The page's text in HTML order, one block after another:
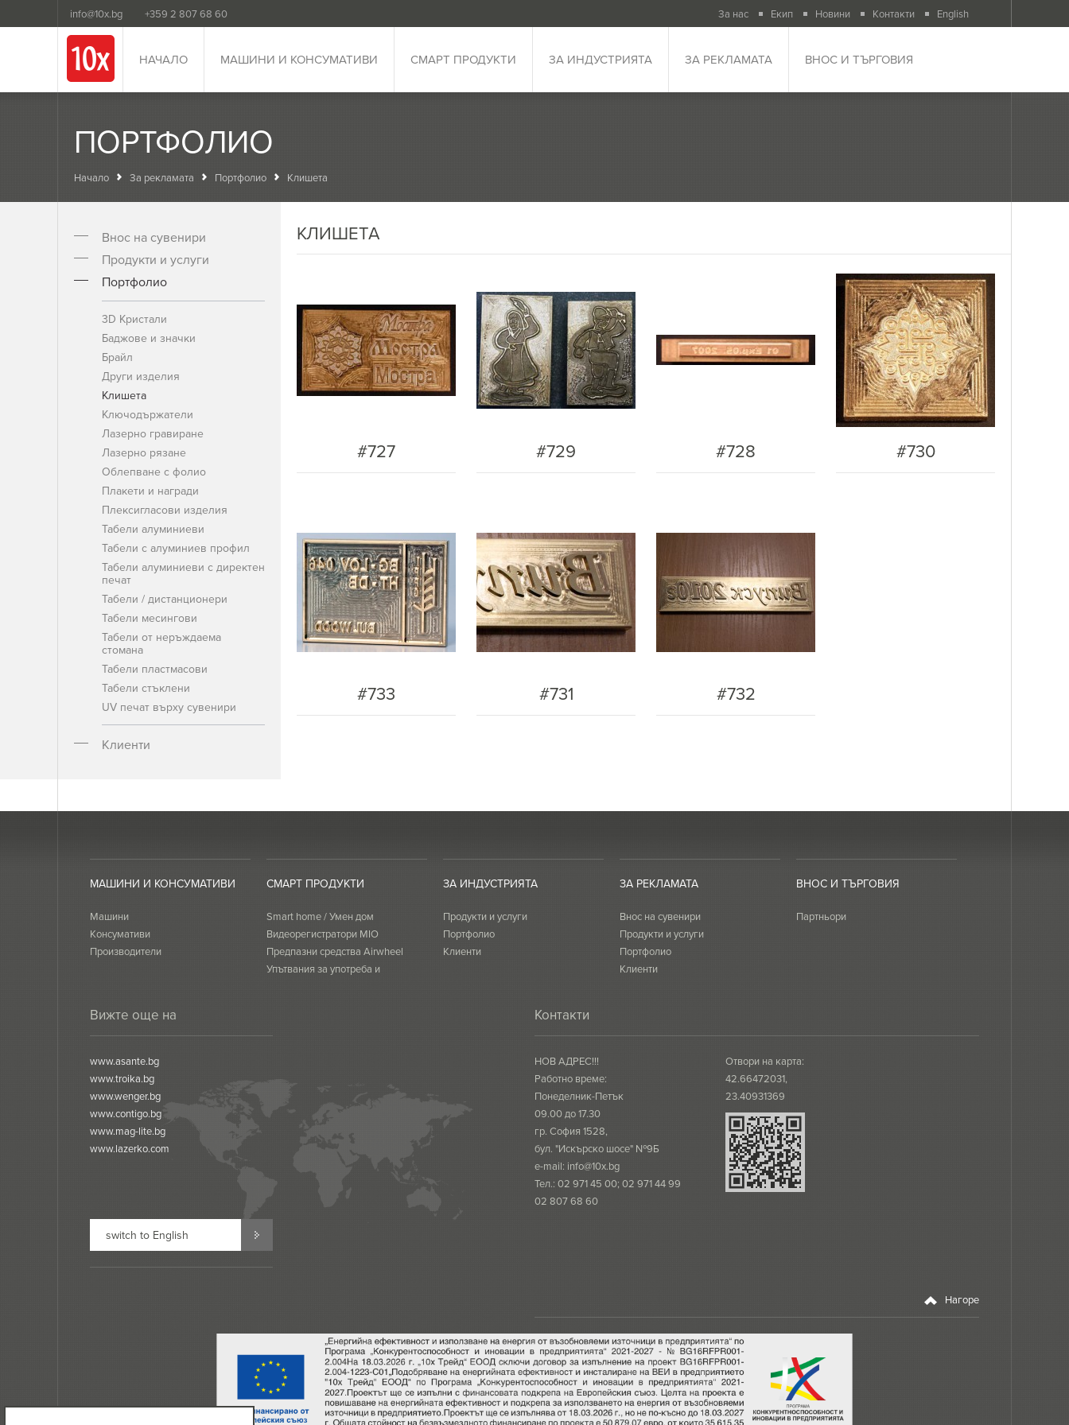
info@10x.bg +359 2 807 68 60 За нас Екип Новини Контакти English
НАЧАЛО МАШИНИ И КОНСУМАТИВИ СМАРТ ПРОДУКТИ ЗА ИНДУСТРИЯТА ЗА РЕКЛАМАТА ВНОС И ТЪРГОВИЯ
ПОРТФОЛИО
Начало За рекламата Портфолио Клишета
Внос на сувенири
Продукти и услуги
Портфолио
3D Кристали
Баджове и значки
Брайл
Други изделия
Клишета
Ключодържатели
Лазерно гравиране
Лазерно рязане
Облепване с фолио
Плакети и награди
Плексигласови изделия
Табели алуминиеви
Табели с алуминиев профил
Табели алуминиеви с директен
печат
Табели / дистанционери
Табели месингови
Табели от неръждаема
стомана
Табели пластмасови
Табели стъклени
UV печат върху сувенири
Клиенти
КЛИШЕТА
#727 #729 #728 #730
#733 #731 #732
МАШИНИ И КОНСУМАТИВИ
Машини
Консумативи
Производители
СМАРТ ПРОДУКТИ
Smart home / Умен дом
Видеорегистратори MIO
Предпазни средства Airwheel
Упътвания за употреба и
ЗА ИНДУСТРИЯТА
Продукти и услуги
Портфолио
Клиенти
ЗА РЕКЛАМАТА
Внос на сувенири
Продукти и услуги
Портфолио
Клиенти
ВНОС И ТЪРГОВИЯ
Партньори
Вижте още на
www.asante.bg
www.troika.bg
www.wenger.bg
www.contigo.bg
www.mag-lite.bg
www.lazerko.com
switch to English
Контакти
НОВ АДРЕС!!!
Работно време:
Понеделник-Петък
09.00 до 17.30
гр. София 1528,
бул. "Искърско шосе" №9Б
e-mail: info@10x.bg
Тел.: 02 971 45 00; 02 971 44 99
02 807 68 60
Отвори на карта:
42.66472031,
23.40931369
Нагоре